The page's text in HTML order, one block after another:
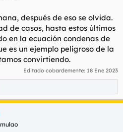
después de eso se olvida.
de casos, hasta estos últimos
en la ecuación condenas de
es un ejemplo peligroso de la
convirtiendo.
Editado cobardemente: 18 Ene 2023